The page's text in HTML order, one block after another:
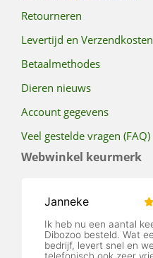
Retourneren
Levertijd en Verzendkosten
Betaalmethodes
Dieren nieuws
Account gegevens
Veel gestelde vragen (FAQ)
Webwinkel keurmerk